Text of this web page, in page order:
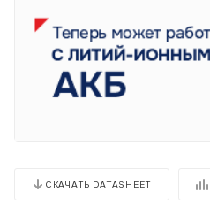
СКАЧАТЬ DATASHEET